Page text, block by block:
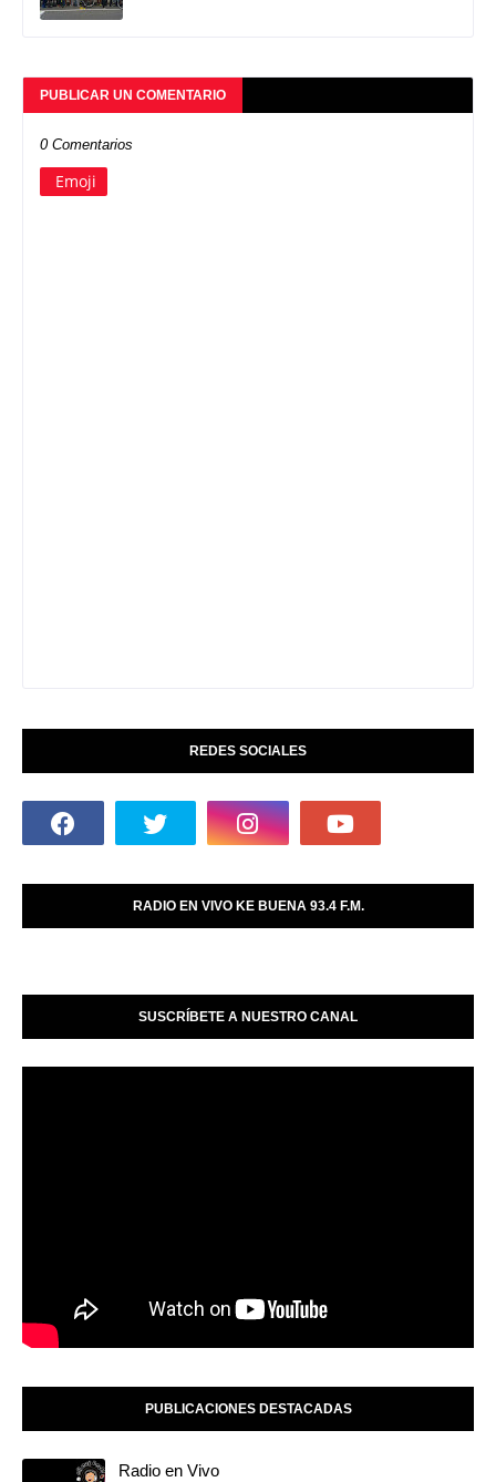
PUBLICAR UN COMENTARIO
0 Comentarios
Emoji
REDES SOCIALES
RADIO EN VIVO KE BUENA 93.4 F.M.
SUSCRÍBETE A NUESTRO CANAL
PUBLICACIONES DESTACADAS
Radio en Vivo